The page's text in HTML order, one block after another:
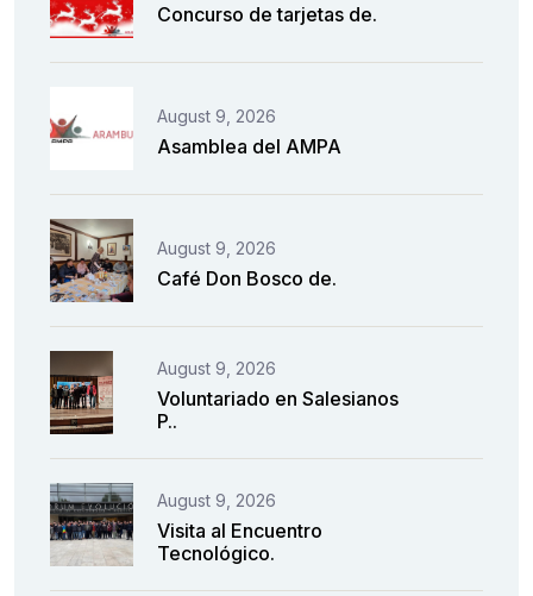
Concurso de tarjetas de.
August 9, 2026
Asamblea del AMPA
August 9, 2026
Café Don Bosco de.
August 9, 2026
Voluntariado en Salesianos
P..
August 9, 2026
Visita al Encuentro
Tecnológico.